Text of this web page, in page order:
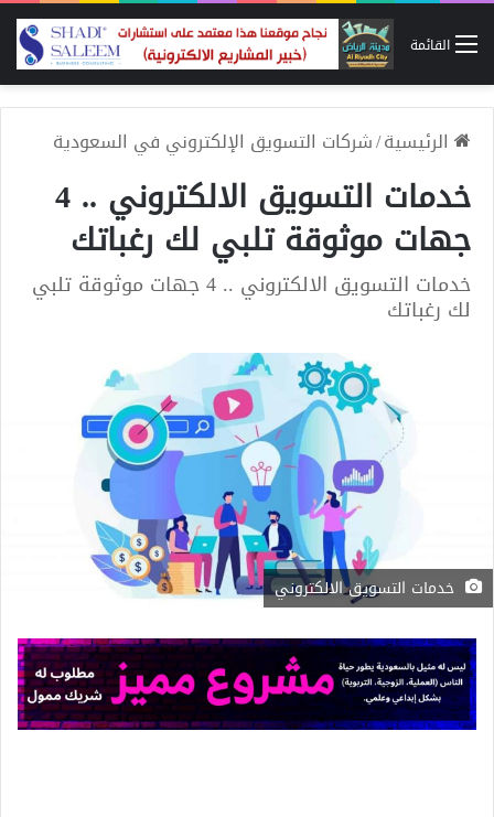
القائمة
الرئيسية/شركات التسويق الإلكتروني في السعودية
خدمات التسويق الالكتروني .. 4
جهات موثوقة تلبي لك رغباتك
خدمات التسويق الالكتروني .. 4 جهات موثوقة تلبي
لك رغباتك
خدمات التسويق الالكتروني